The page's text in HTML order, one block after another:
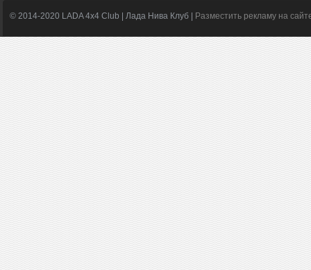
© 2014-2020 LADA 4x4 Club | Лада Нива Клуб | Разместить рекламу на